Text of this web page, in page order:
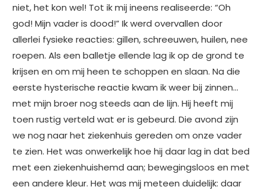
niet, het kon wel! Tot ik mij ineens realiseerde: “Oh
god! Mijn vader is dood!” Ik werd overvallen door
allerlei fysieke reacties: gillen, schreeuwen, huilen, nee
roepen. Als een balletje ellende lag ik op de grond te
krijsen en om mij heen te schoppen en slaan. Na die
eerste hysterische reactie kwam ik weer bij zinnen…
met mijn broer nog steeds aan de lijn. Hij heeft mij
toen rustig verteld wat er is gebeurd. Die avond zijn
we nog naar het ziekenhuis gereden om onze vader
te zien. Het was onwerkelijk hoe hij daar lag in dat bed
met een ziekenhuishemd aan; bewegingsloos en met
een andere kleur. Het was mij meteen duidelijk: daar